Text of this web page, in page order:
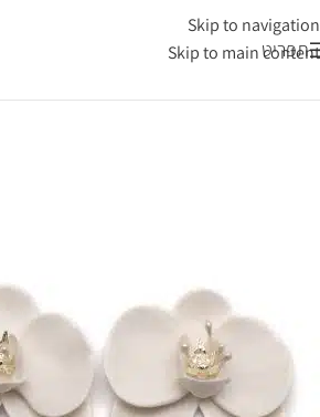
Skip to navigation
Skip to main content
תפריט